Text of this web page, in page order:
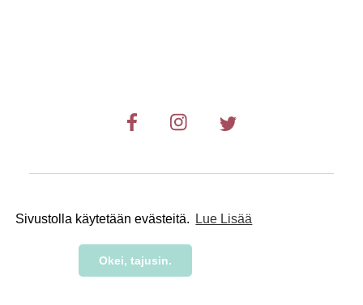
Sivustolla käytetään evästeitä. Lue Lisää
Okei, tajusin.